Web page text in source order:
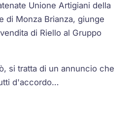
Unione Artigiani della
di Monza Brianza, giunge
di Riello al Gruppo
si tratta di un annuncio che
d'accordo…